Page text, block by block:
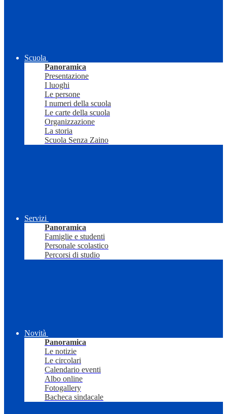
Scuola
Panoramica
Presentazione
I luoghi
Le persone
I numeri della scuola
Le carte della scuola
Organizzazione
La storia
Scuola Senza Zaino
Servizi
Panoramica
Famiglie e studenti
Personale scolastico
Percorsi di studio
Novità
Panoramica
Le notizie
Le circolari
Calendario eventi
Albo online
Fotogallery
Bacheca sindacale